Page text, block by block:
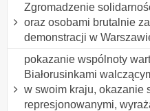
Zgromadzenie
oraz osobami brutalnie
demonstracji w
pokazanie wspólnoty
Białorusinkami
w swoim kraju, okazanie
represjonowanymi,